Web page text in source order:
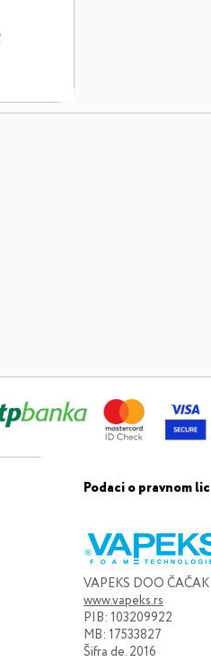
Podaci o pravnom
VAPEKS DOO ČAČAK
www.vapeks.rs
PIB: 103209922
MB: 17533827
Šifra de. 2016